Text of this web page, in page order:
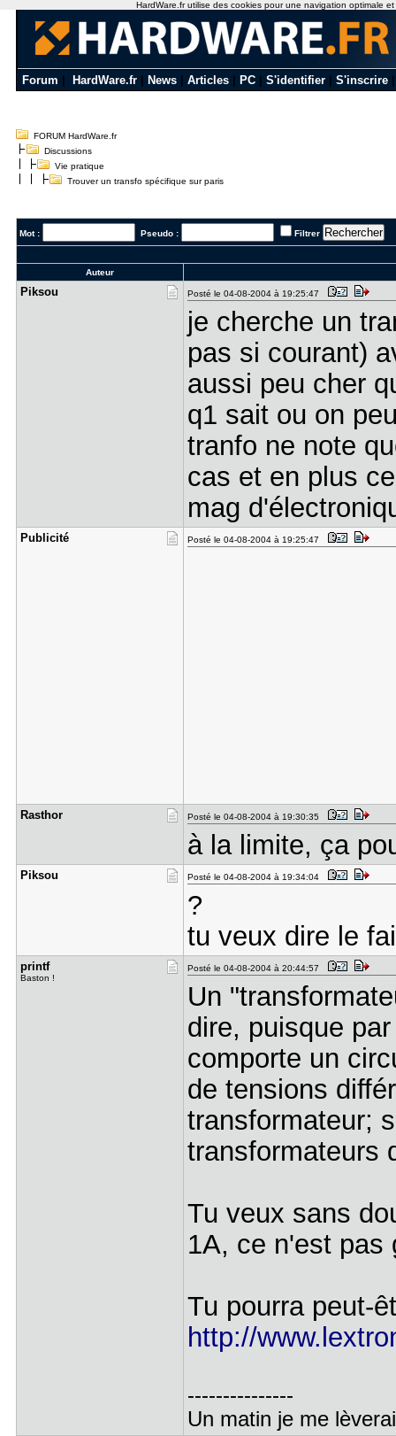
Forum HardWare.fr News Articles PC S'identifier S'inscrire
FORUM HardWare.fr
Discussions
Vie pratique
Trouver un transfo spécifique sur paris
Mot : Pseudo : Filtrer
Auteur
Piksou Posté le 04-08-2004 à 19:25:47
je cherche un
pas si courant)
aussi peu cher
q1 sait ou on
tranfo ne note
cas et en plus
mag
Publicité Posté le 04-08-2004 à 19:25:47
Rasthor Posté le 04-08-2004 à 19:30:35
à la limite, ça
Piksou Posté le 04-08-2004 à 19:34:04
?
tu veux dire le
printf
Baston !
Posté le 04-08-2004 à 20:44:57
Un
dire, puisque
comporte un
de tensions
transformateur;
transformateurs
Tu veux sans
1A, ce n'est pas
Tu pourra peut-
http://
---------------
Un matin je me
HardWare.fr utilise des cookies pour une navigation optimale